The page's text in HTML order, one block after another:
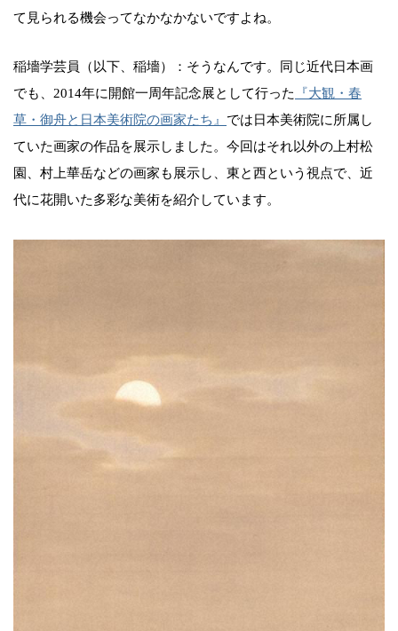
て見られる機会ってなかなかないですよね。
稲墻学芸員（以下、稲墻）：そうなんです。同じ近代日本画
でも、2014年に開館一周年記念展として行った
『大観・春
草・御舟と日本美術院の画家たち』 では日本美術院に所属し
ていた画家の作品を展示しました。今回はそれ以外の上村松
園、村上華岳などの画家も展示し、東と西という視点で、近
代に花開いた多彩な美術を紹介しています。